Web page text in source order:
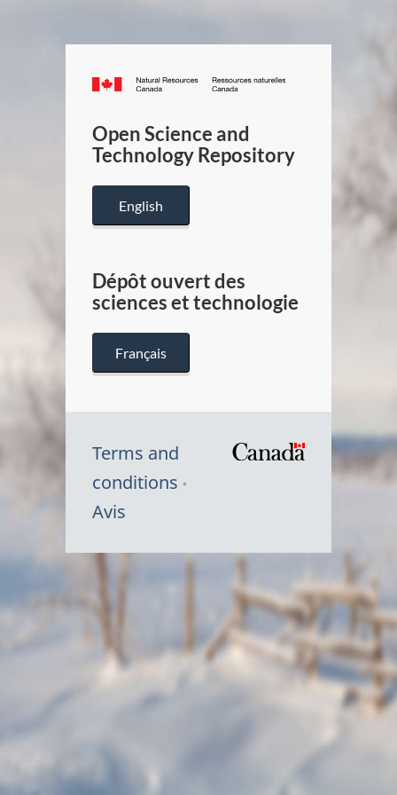
Canada.ca
/
Canada
Open Science and
Technology Repository
English
Dépôt ouvert des
sciences et technologie
Français
Terms and
conditions
Avis
Symbole
Canada